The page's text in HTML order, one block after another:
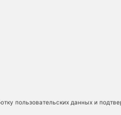
пользовательских данных и